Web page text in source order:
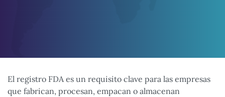
El registro FDA es un requisito clave para las empresas
que fabrican, procesan, empacan o almacenan